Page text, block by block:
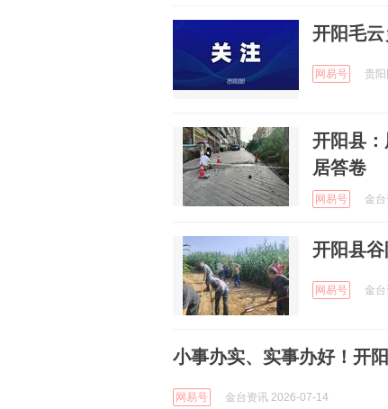
开阳毛
网易号 贵
开阳县
居答卷
网易号 金
开阳县
网易号 金
小事办实、实事办好！开
网易号 金台资讯 2026-07-14